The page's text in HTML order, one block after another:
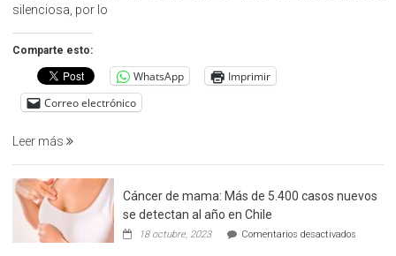
silenciosa, por lo
Comparte esto:
WhatsApp
Imprimir
Correo electrónico
Leer más
Cáncer de mama: Más de 5.400 casos nuevos
se detectan al año en Chile
18 octubre, 2023 Comentarios desactivados